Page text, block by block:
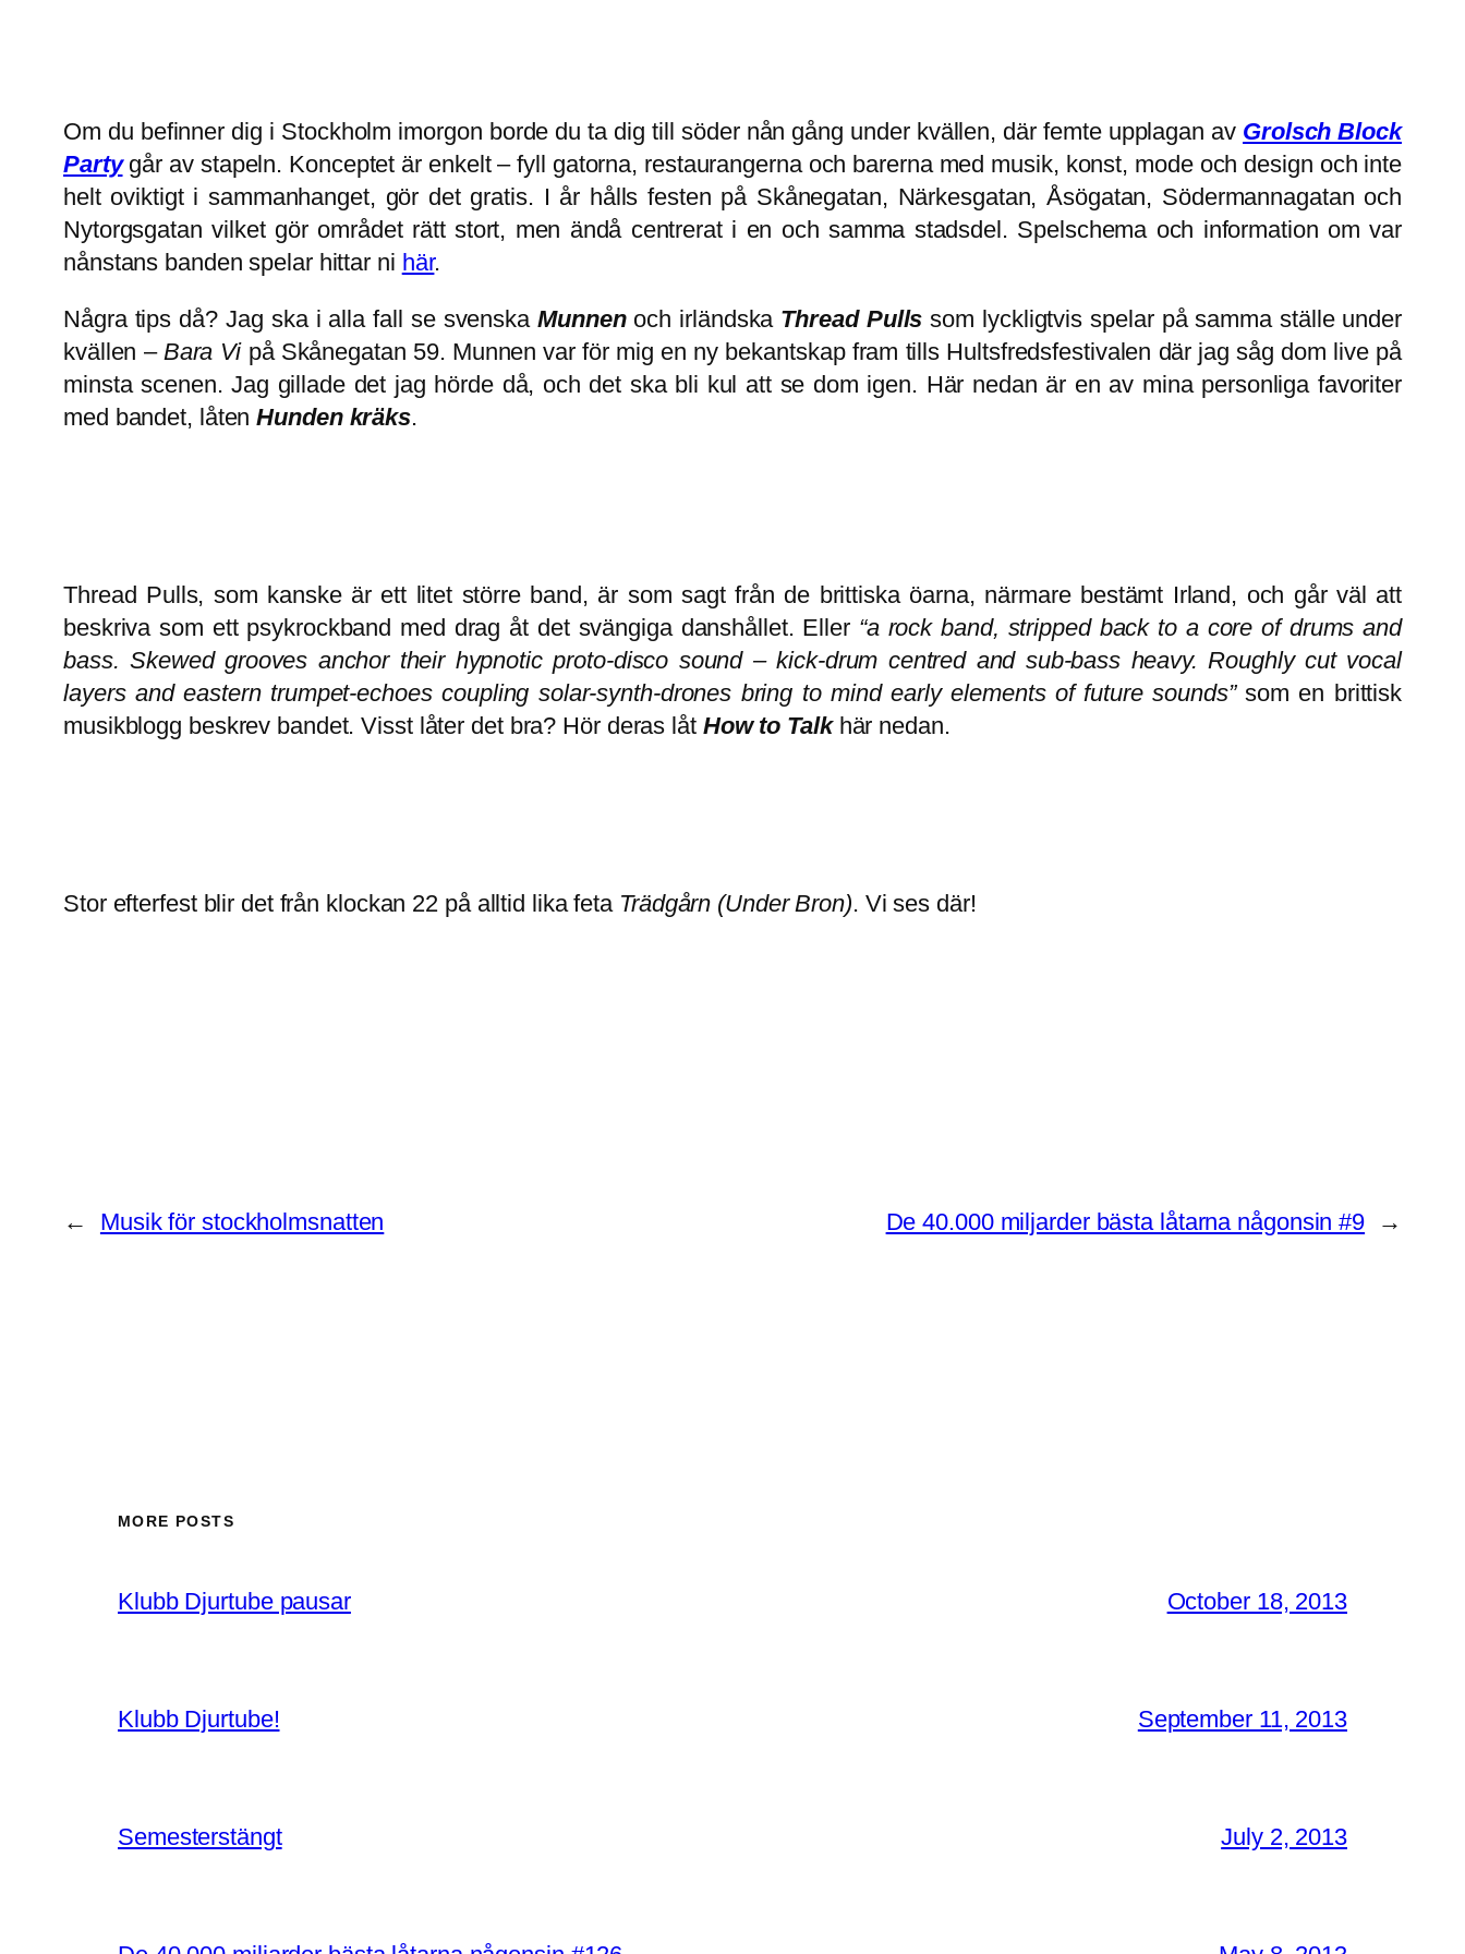
Om du befinner dig i Stockholm imorgon borde du ta dig till söder nån gång under kvällen, där femte upplagan av Grolsch Block
Partygår av stapeln. Konceptet är enkelt – fyll gatorna, restaurangerna och barerna med musik, konst, mode och design och inte
helt oviktigt i sammanhanget, gör det gratis. I år hålls festen på Skånegatan, Närkesgatan, Åsögatan, Södermannagatan och
Nytorgsgatan vilket gör området rätt stort, men ändå centrerat i en och samma stadsdel. Spelschema och information om var
nånstans banden spelar hittar ni här.
Några tips då? Jag ska i alla fall se svenskaMunnenoch irländska Thread Pulls som lyckligtvis spelar på samma ställe under
kvällen – Bara Vipå Skånegatan 59. Munnen var för mig en ny bekantskap fram tills Hultsfredsfestivalen där jag såg dom live på
minsta scenen. Jag gillade det jag hörde då, och det ska bli kul att se dom igen. Här nedan är en av mina personliga favoriter
med bandet, låtenHunden kräks.
Thread Pulls, som kanske är ett litet större band, är som sagt från de brittiska öarna, närmare bestämt Irland, och går väl att
beskriva som ett psykrockband med drag åt det svängiga danshållet. Eller “a rock band, stripped back to a core of drums and
bass. Skewed grooves anchor their hypnotic proto-disco sound – kick-drum centred and sub-bass heavy. Roughly cut vocal
layers and eastern trumpet-echoes coupling solar-synth-drones bring to mind early elements of future sounds”som en brittisk
musikblogg beskrev bandet. Visst låter det bra? Hör deras låt How to Talkhär nedan.
Stor efterfest blir det från klockan 22 på alltid lika feta Trädgårn (Under Bron). Vi ses där!
← Musik för stockholmsnatten De 40.000 miljarder bästa låtarna någonsin #9 →
MORE POSTS
Klubb Djurtube pausar October 18, 2013
Klubb Djurtube! September 11, 2013
Semesterstängt July 2, 2013